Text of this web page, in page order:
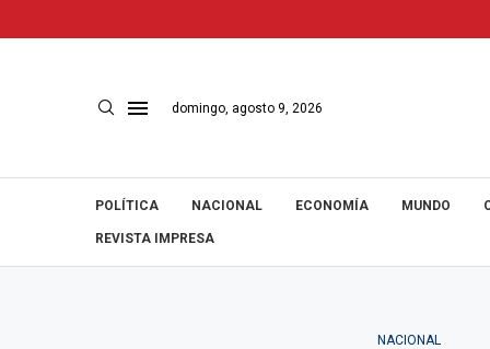
domingo, agosto 9, 2026
POLÍTICA NACIONAL ECONOMÍA MUNDO
REVISTA IMPRESA
NACIONAL